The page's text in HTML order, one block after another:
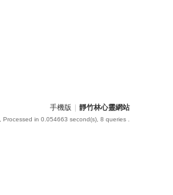
手機版 靜竹林心靈網站
, Processed in 0.054663 second(s), 8 queries .